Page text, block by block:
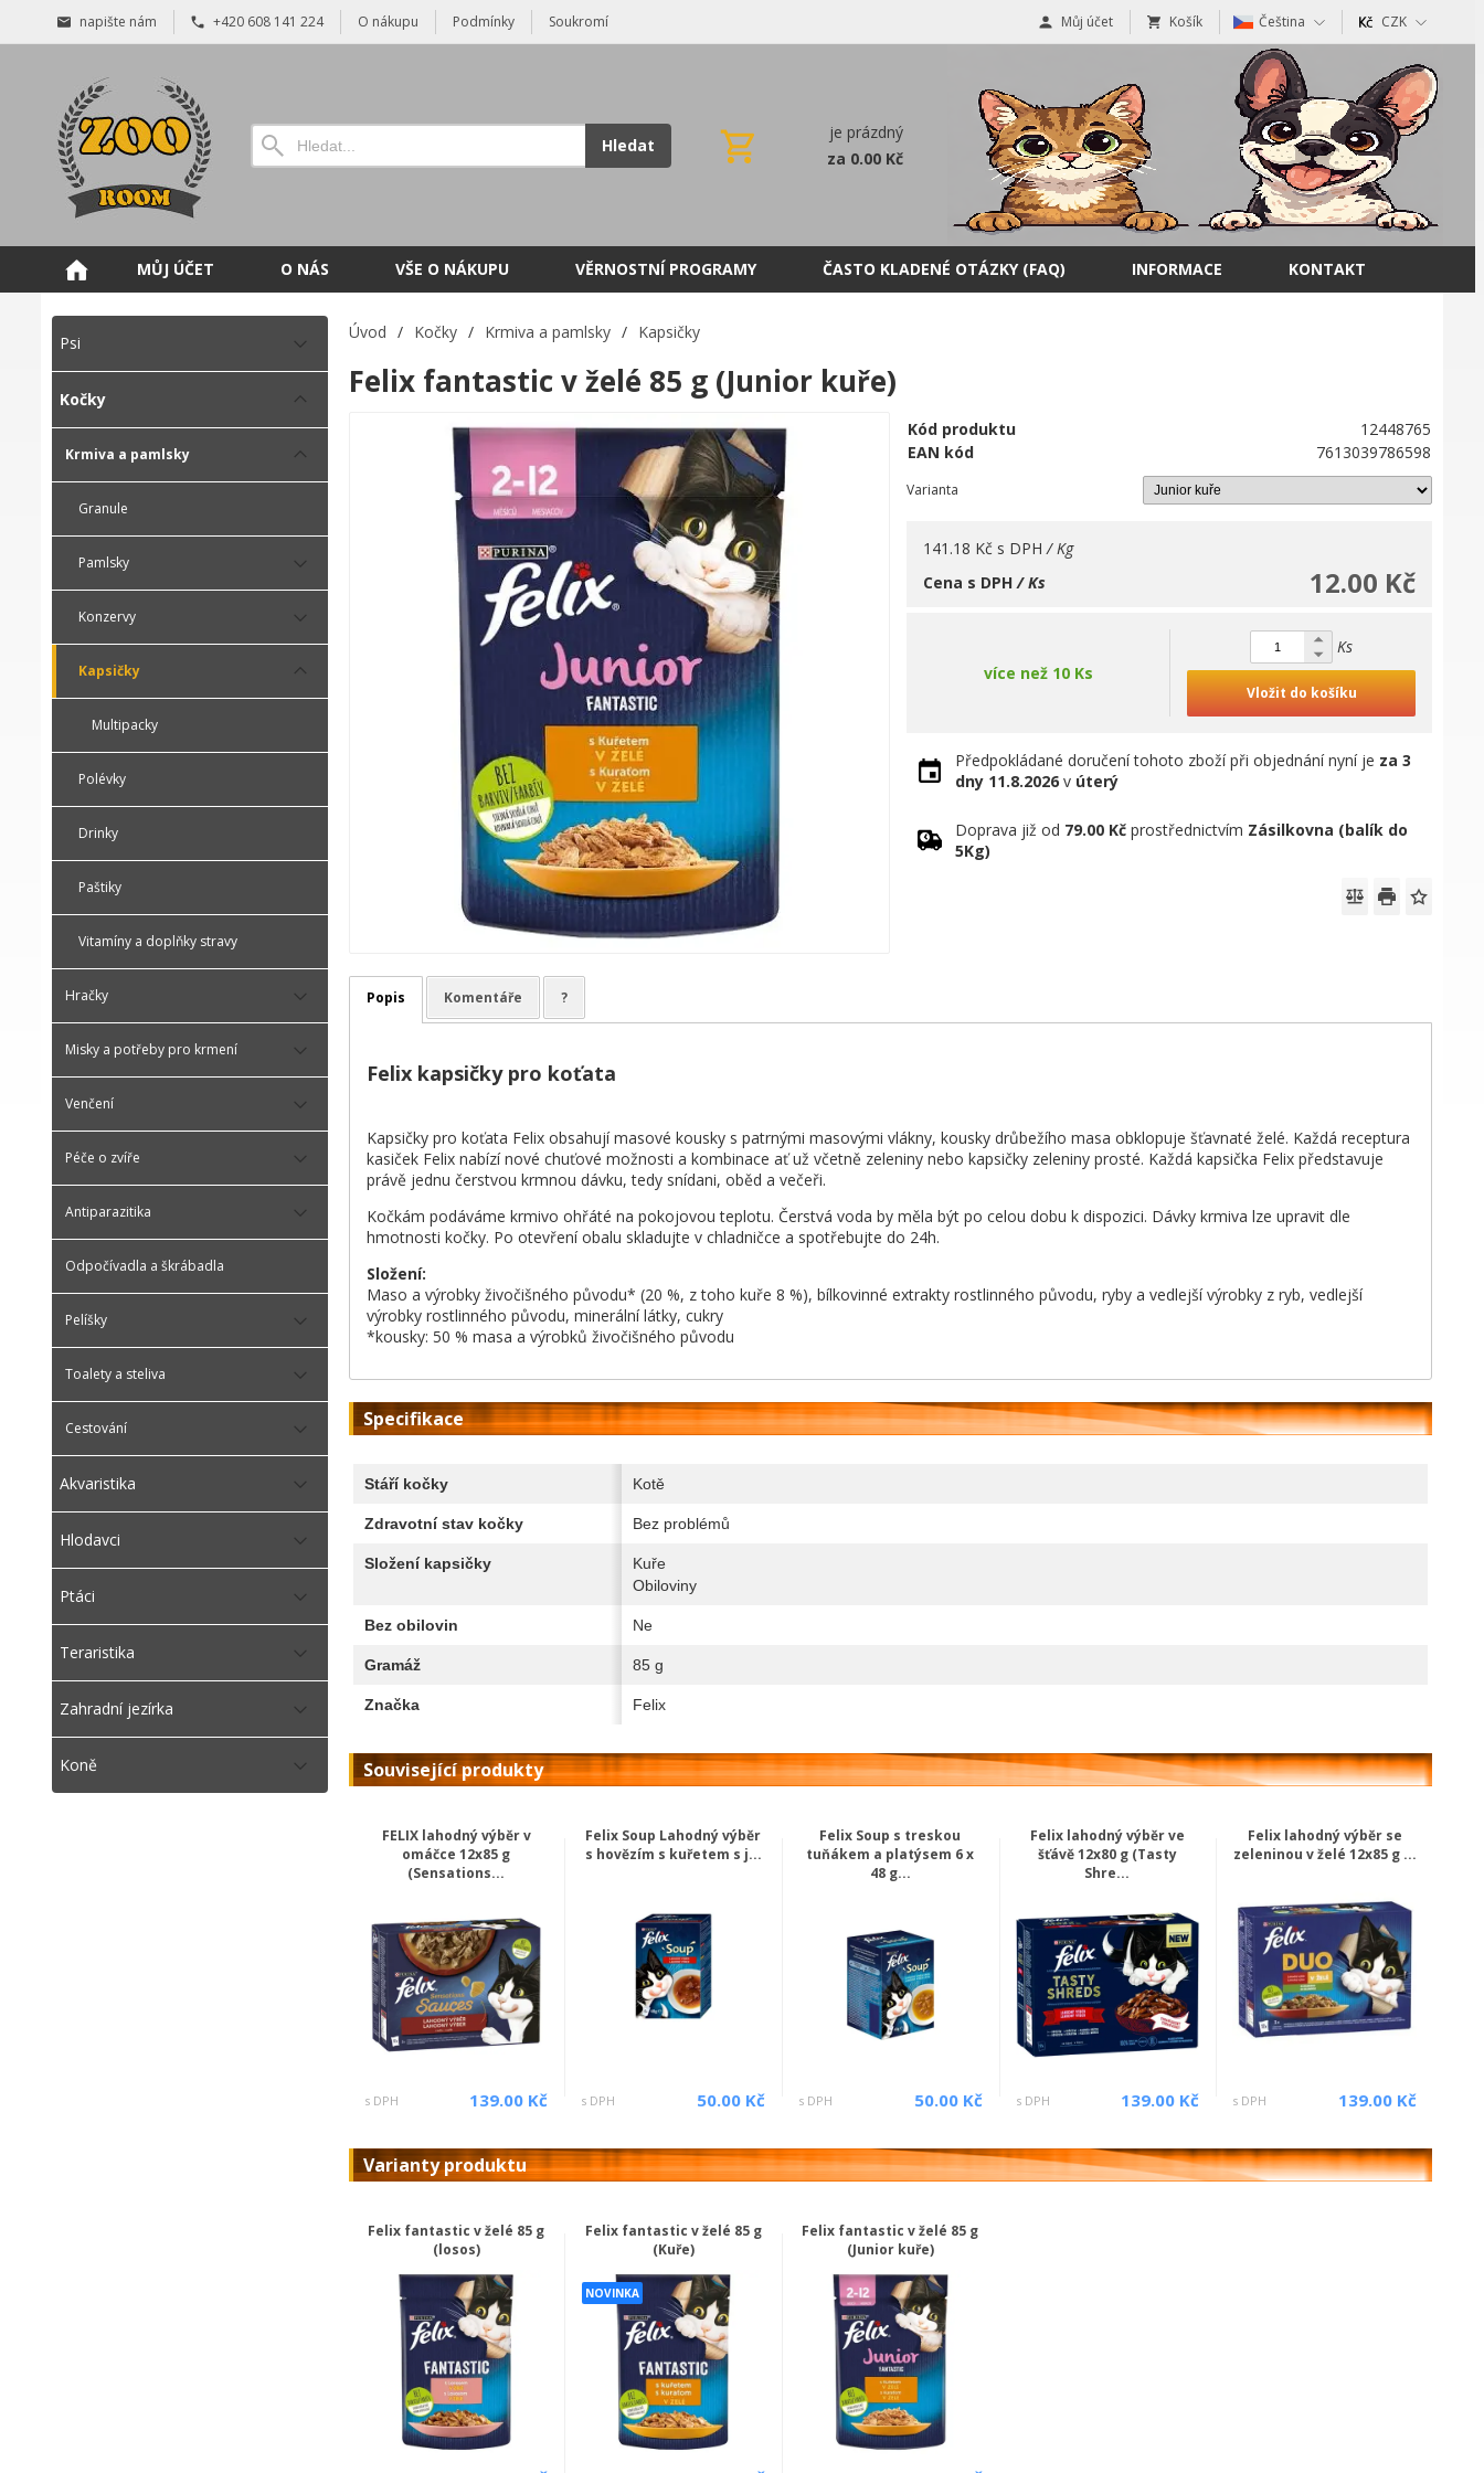
napište nám +420 608 141 224 O nákupu Podmínky Soukromí Můj účet Košík Čeština CZK
Hledat
je prázdný
za 0.00 Kč
MŮJ ÚČET O NÁS VŠE O NÁKUPU VĚRNOSTNÍ PROGRAMY ČASTO KLADENÉ OTÁZKY (FAQ) INFORMACE KONTAKT
Psi
Kočky
Krmiva a pamlsky
Granule
Pamlsky
Konzervy
Kapsičky
Multipacky
Polévky
Drinky
Paštiky
Vitamíny a doplňky stravy
Hračky
Misky a potřeby pro krmení
Venčení
Péče o zvíře
Antiparazitika
Odpočívadla a škrábadla
Pelíšky
Toalety a steliva
Cestování
Akvaristika
Hlodavci
Ptáci
Teraristika
Zahradní jezírka
Koně
Úvod / Kočky / Krmiva a pamlsky / Kapsičky
Felix fantastic v želé 85 g (Junior kuře)
Kód produktu
12448765
EAN kód
7613039786598
Varianta
141.18 Kč s DPH / Kg
12.00 Kč
Cena s DPH/ Ks
více než 10 Ks
Ks
Vložit do košíku
Předpokládané doručení tohoto zboží při objednání nyní je za 3
dny 11.8.2026 v úterý
Doprava již od 79.00 Kč prostřednictvím Zásilkovna (balík do
5Kg)
Popis Komentáře ?
Felix kapsičky pro koťata
Kapsičky pro koťata Felix obsahují masové kousky s patrnými masovými vlákny, kousky drůbežího masa obklopuje šťavnaté želé. Každá receptura
kasiček Felix nabízí nové chuťové možnosti a kombinace ať už včetně zeleniny nebo kapsičky zeleniny prosté. Každá kapsička Felix představuje
právě jednu čerstvou krmnou dávku, tedy snídani, oběd a večeři.
Kočkám podáváme krmivo ohřáté na pokojovou teplotu. Čerstvá voda by měla být po celou dobu k dispozici. Dávky krmiva lze upravit dle
hmotnosti kočky. Po otevření obalu skladujte v chladničce a spotřebujte do 24h.
Složení:
Maso a výrobky živočišného původu* (20 %, z toho kuře 8 %), bílkovinné extrakty rostlinného původu, ryby a vedlejší výrobky z ryb, vedlejší
výrobky rostlinného původu, minerální látky, cukry
*kousky: 50 % masa a výrobků živočišného původu
Specifikace
Stáří kočky Kotě
Zdravotní stav kočky Bez problémů
Složení kapsičky
Kuře
Obiloviny
Bez obilovin Ne
Gramáž 85 g
Značka Felix
Související produkty
FELIX lahodný výběr v
omáčce 12x85 g
(Sensations...
s DPH 139.00 Kč
Felix Soup Lahodný výběr
s hovězím s kuřetem s j...
s DPH 50.00 Kč
Felix Soup s treskou
tuňákem a platýsem 6 x
48 g...
s DPH 50.00 Kč
Felix lahodný výběr ve
šťávě 12x80 g (Tasty
Shre...
s DPH 139.00 Kč
Felix lahodný výběr se
zeleninou v želé 12x85 g ...
s DPH 139.00 Kč
Varianty produktu
Felix fantastic v želé 85 g
(losos)
Felix fantastic v želé 85 g
(Kuře)
NOVINKA
Felix fantastic v želé 85 g
(Junior kuře)